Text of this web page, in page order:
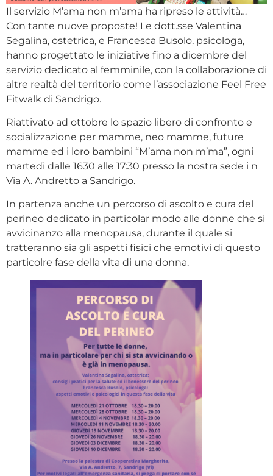
Il servizio M’ama non m’ama ha ripreso le attività…
Con tante nuove proposte! Le dott.sse Valentina
Segalina, ostetrica, e Francesca Busolo, psicologa,
hanno progettato le iniziative fino a dicembre del
servizio dedicato al femminile, con la collaborazione di
altre realtà del territorio come l’associazione Feel Free
Fitwalk di Sandrigo.
Riattivato ad ottobre lo spazio libero di confronto e
socializzazione per mamme, neo mamme, future
mamme ed i loro bambini “M’ama non m’ma”, ogni
martedì dalle 1630 alle 17:30 presso la nostra sede i n
Via A. Andretto a Sandrigo.
In partenza anche un percorso di ascolto e cura del
perineo dedicato in particolar modo alle donne che si
avvicinanzo alla menopausa, durante il quale si
tratteranno sia gli aspetti fisici che emotivi di questo
particolre fase della vita di una donna.